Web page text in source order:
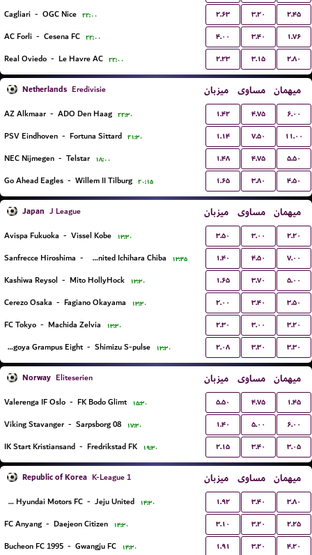
Cagliari - OGC Nice ۲۲:۰۰ ۲.۶۳ ۳.۲۰ ۲.۴۵
AC Forli - Cesena FC ۲۲:۰۰ ۴.۰۰ ۳.۴۰ ۱.۷۶
Real Oviedo - Le Havre AC ۲۲:۰۰ ۲.۲۳ ۳.۱۵ ۲.۸۰
Netherlands Eredivisie میزبان مساوی میهمان
AZ Alkmaar - ADO Den Haag ۲۲:۳۰ ۱.۴۲ ۴.۷۵ ۶.۰۰
PSV Eindhoven - Fortuna Sittard ۲۱:۳۰ ۱.۱۴ ۷.۵۰ ۱۱.۰۰
NEC Nijmegen - Telstar ۱۸:۰۰ ۱.۴۸ ۴.۷۵ ۵.۵۰
Go Ahead Eagles - Willem II Tilburg ۲۰:۱۵ ۱.۶۵ ۳.۸۰ ۴.۵۰
Japan J League میزبان مساوی میهمان
Avispa Fukuoka - Vissel Kobe ۱۳:۳۰ ۳.۵۰ ۳.۰۰ ۲.۲۰
Sanfrecce Hiroshima - Jef United Ichihara Chiba ۱۳:۴۵ ۱.۴۰ ۴.۵۰ ۷.۰۰
Kashiwa Reysol - Mito HollyHock ۱۳:۳۰ ۱.۶۵ ۳.۷۰ ۵.۰۰
Cerezo Osaka - Fagiano Okayama ۱۳:۳۰ ۲.۰۰ ۳.۴۰ ۳.۵۰
FC Tokyo - Machida Zelvia ۱۳:۳۰ ۲.۳۰ ۳.۰۰ ۳.۲۰
Nagoya Grampus Eight - Shimizu S-pulse ۱۳:۳۰ ۲.۰۸ ۳.۳۰ ۳.۳۰
Norway Eliteserien میزبان مساوی میهمان
Valerenga IF Oslo - FK Bodo Glimt ۱۵:۳۰ ۵.۵۰ ۴.۷۵ ۱.۴۵
Viking Stavanger - Sarpsborg 08 ۱۷:۳۰ ۱.۴۰ ۵.۰۰ ۶.۰۰
IK Start Kristiansand - Fredrikstad FK ۱۹:۳۰ ۲.۱۵ ۳.۴۰ ۳.۰۵
Republic of Korea K-League 1 میزبان مساوی میهمان
Jeonbuk Hyundai Motors FC - Jeju United ۱۴:۳۰ ۱.۹۲ ۳.۴۰ ۳.۸۰
FC Anyang - Daejeon Citizen ۱۴:۳۰ ۳.۱۰ ۳.۲۰ ۲.۲۵
Bucheon FC 1995 - Gwangju FC ۱۴:۳۰ ۱.۹۱ ۳.۲۰ ۴.۲۰